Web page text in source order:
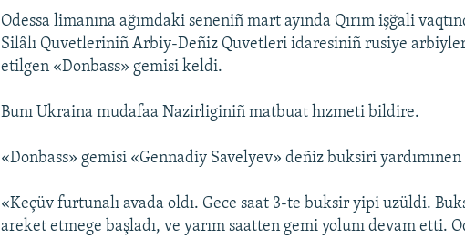
Odessa limanına ağımdaki seneniñ mart ayında Qırım işğali
Silâlı Quvetleriniñ Arbiy-Deñiz Quvetleri idaresiniñ rusiye
etilgen «Donbass» gemisi keldi.
Bunı Ukraina mudafaa Nazirliginiñ matbuat hızmeti bildire.
«Donbass» gemisi «Gennadiy Savelyev» deñiz buksiri
«Keçüv furtunalı avada oldı. Gece saat 3-te buksir yipi uzüldi.
areket etmege başladı, ve yarım saatten gemi yolunı devam etti.